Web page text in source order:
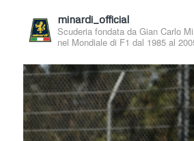
minardi_official
Scuderia fondata da Gian Carlo
nel Mondiale di F1 dal 1985 al